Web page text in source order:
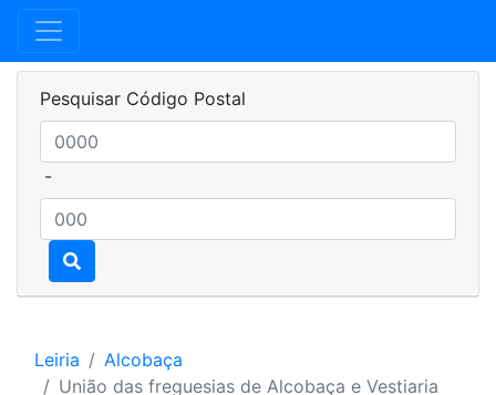
Pesquisar Código Postal
-
Leiria
Alcobaça
União das freguesias de Alcobaça e Vestiaria